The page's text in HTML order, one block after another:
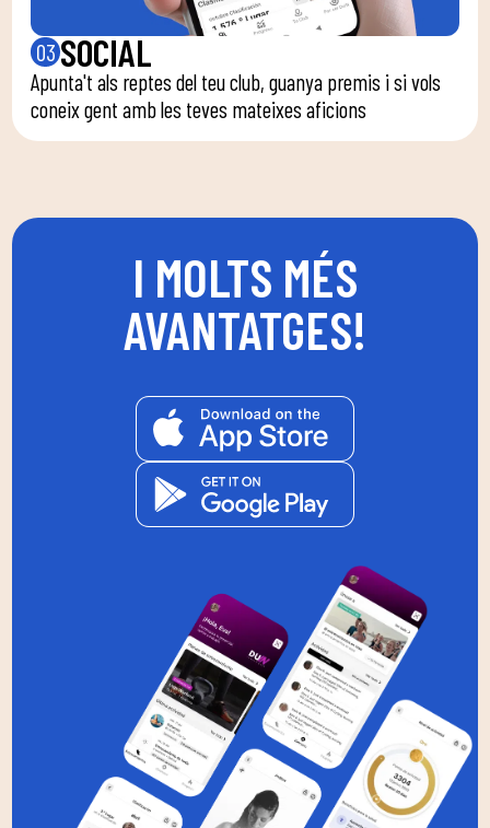
03 SOCIAL
Apunta't als reptes del teu club, guanya premis i si vols
coneix gent amb les teves mateixes aficions
I MOLTS MÉS
AVANTATGES!